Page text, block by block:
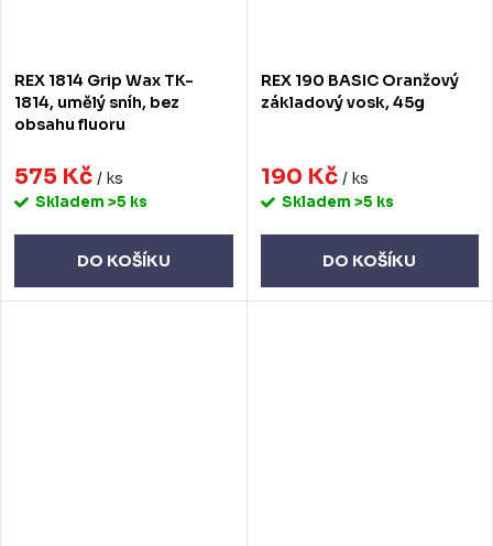
REX 1814 Grip Wax TK-
1814, umělý sníh, bez
obsahu fluoru
575 Kč / ks
Skladem >5 ks
DO KOŠÍKU
REX 190 BASIC Oranžový
základový vosk, 45g
190 Kč / ks
Skladem >5 ks
DO KOŠÍKU